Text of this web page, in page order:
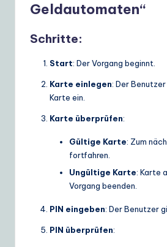
Geldautomaten“
Schritte:
Start: Der Vorgang beginnt.
Karte einlegen: Der
Karte ein.
Karte überprüfen:
Gültige Karte: Zum
fortfahren.
Ungültige Karte: Karte
Vorgang beenden.
PIN eingeben: Der Benutzer
PIN überprüfen: